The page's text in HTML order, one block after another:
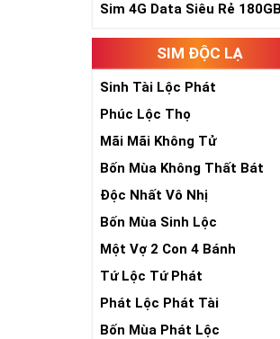
Sim 4G Data Siêu Rẻ 180GB
SIM ĐỘC LẠ
Sinh Tài Lộc Phát
Phúc Lộc Thọ
Mãi Mãi Không Tử
Bốn Mùa Không Thất Bát
Độc Nhất Vô Nhị
Bốn Mùa Sinh Lộc
Một Vợ 2 Con 4 Bánh
Tứ Lộc Tứ Phát
Phát Lộc Phát Tài
Bốn Mùa Phát Lộc